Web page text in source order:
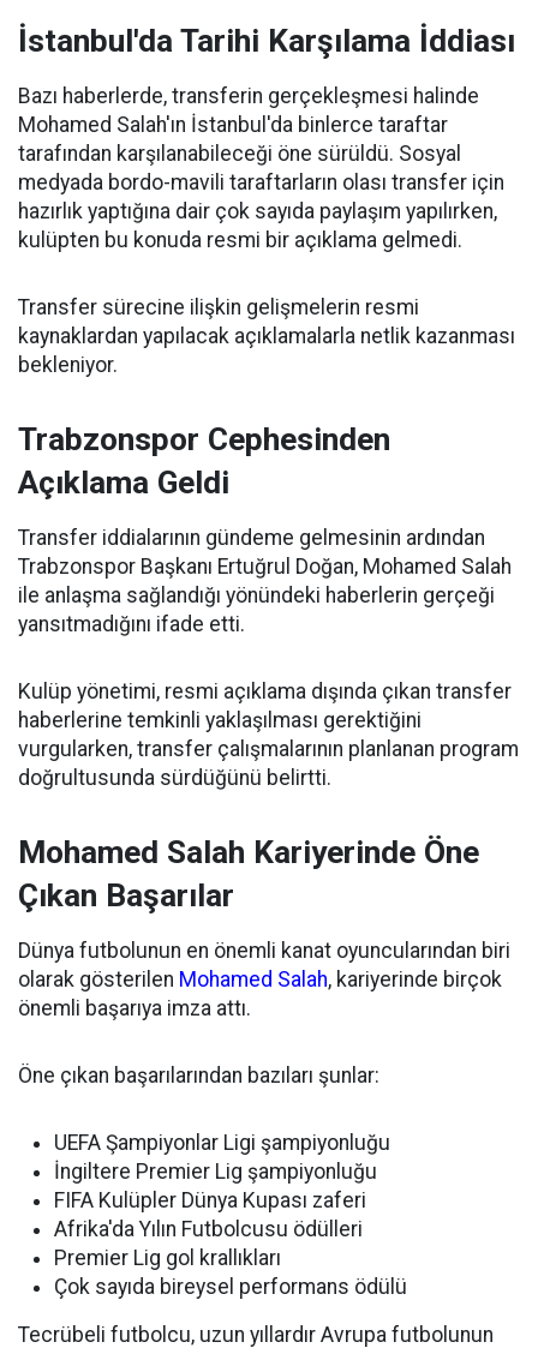
İstanbul'da Tarihi Karşılama İddiası
Bazı haberlerde, transferin gerçekleşmesi halinde
Mohamed Salah'ın İstanbul'da binlerce taraftar
tarafından karşılanabileceği öne sürüldü. Sosyal
medyada bordo-mavili taraftarların olası transfer için
hazırlık yaptığına dair çok sayıda paylaşım yapılırken,
kulüpten bu konuda resmi bir açıklama gelmedi.
Transfer sürecine ilişkin gelişmelerin resmi
kaynaklardan yapılacak açıklamalarla netlik kazanması
bekleniyor.
Trabzonspor Cephesinden
Açıklama Geldi
Transfer iddialarının gündeme gelmesinin ardından
Trabzonspor Başkanı Ertuğrul Doğan, Mohamed Salah
ile anlaşma sağlandığı yönündeki haberlerin gerçeği
yansıtmadığını ifade etti.
Kulüp yönetimi, resmi açıklama dışında çıkan transfer
haberlerine temkinli yaklaşılması gerektiğini
vurgularken, transfer çalışmalarının planlanan program
doğrultusunda sürdüğünü belirtti.
Mohamed Salah Kariyerinde Öne
Çıkan Başarılar
Dünya futbolunun en önemli kanat oyuncularından biri
olarak gösterilen Mohamed Salah, kariyerinde birçok
önemli başarıya imza attı.
Öne çıkan başarılarından bazıları şunlar:
UEFA Şampiyonlar Ligi şampiyonluğu
İngiltere Premier Lig şampiyonluğu
FIFA Kulüpler Dünya Kupası zaferi
Afrika'da Yılın Futbolcusu ödülleri
Premier Lig gol krallıkları
Çok sayıda bireysel performans ödülü
Tecrübeli futbolcu, uzun yıllardır Avrupa futbolunun